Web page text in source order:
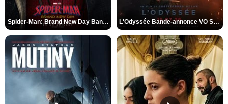
Spider-Man: Brand New Day Bande-annonce VO STFR L'Odyssée Bande-annonce VO STFR